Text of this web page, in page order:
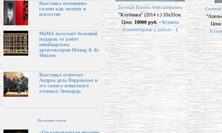
Выставка посвящена
голове как мотиву в
искусстве
МоМА получает большой
подарок от работ
швейцарских
архитекторов Herzog & de
Meuron
Выставка отмечает
Андреа дель Верроккьо и
его самого известного
ученика Леонардо
Последние статьи
Евгения Елгина Александровна
"Клубника" (2014 г.) 33х35см.
Цена: 10000 руб. -Купить
Комментариев к работе - 1